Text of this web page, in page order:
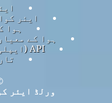
ایئر
ہوا
ہوا کے
API (ایپلی کیشن پروگرامنگ انٹرفیس)
ورلڈ ایئر